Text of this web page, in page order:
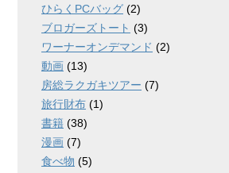
ひらくPCバッグ (2)
ブロガーズトート (3)
ワーナーオンデマンド (2)
動画 (13)
房総ラクガキツアー (7)
旅行財布 (1)
書籍 (38)
漫画 (7)
食べ物 (5)